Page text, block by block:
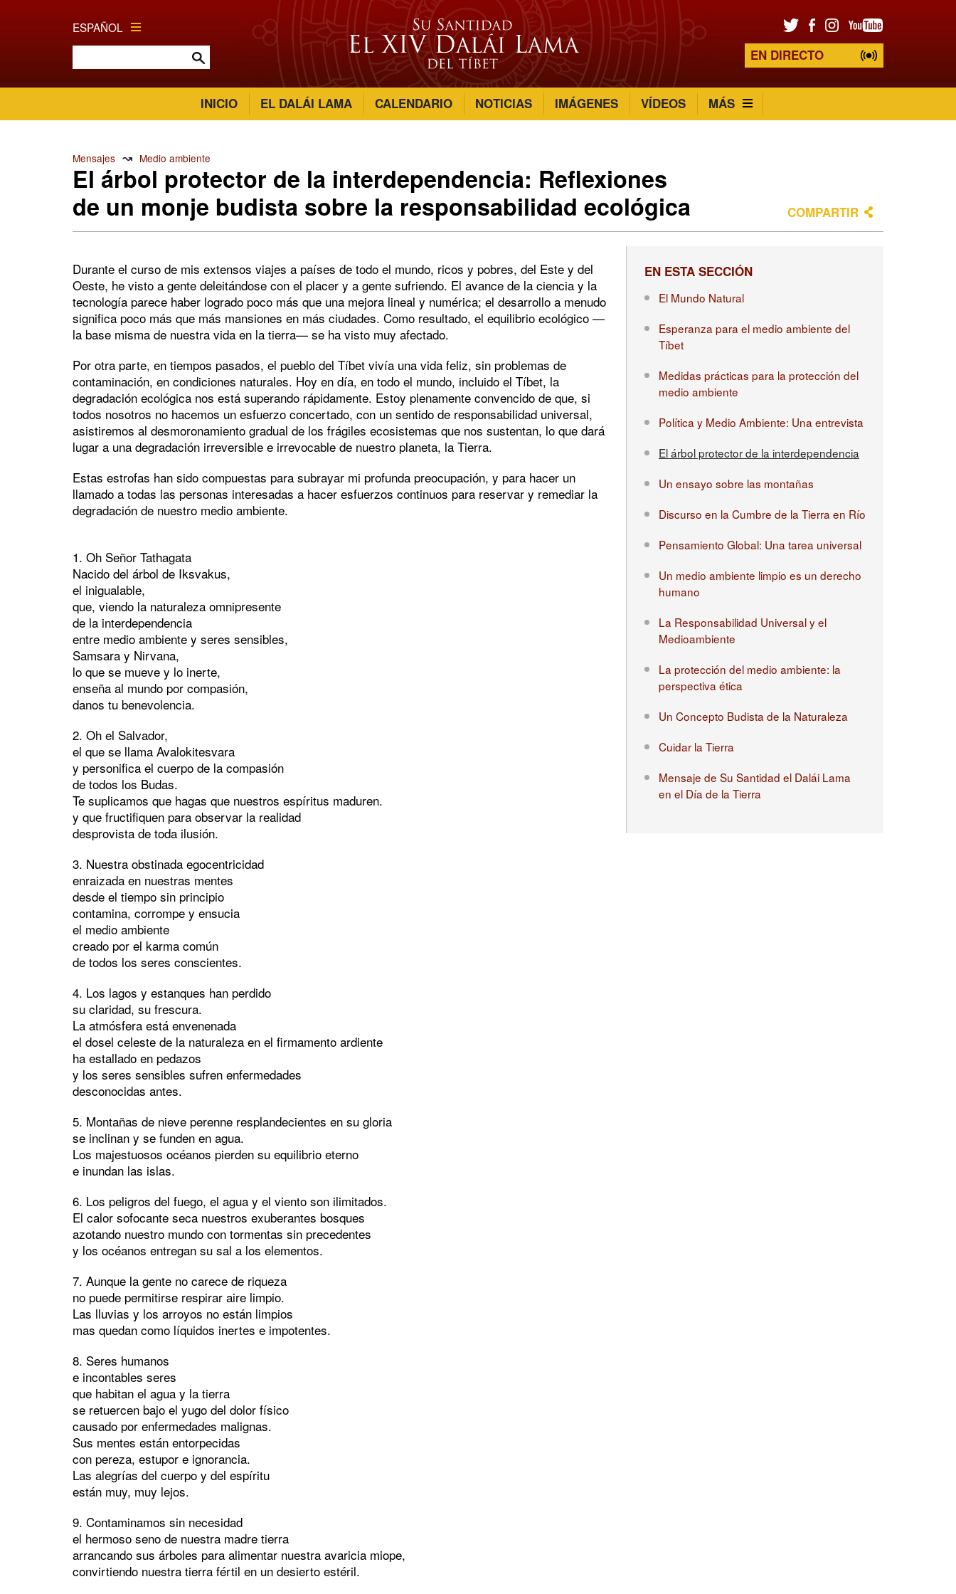
ESPAÑOL
EN DIRECTO
INICIO EL DALÁI LAMA CALENDARIO NOTICIAS IMÁGENES VÍDEOS MÁS
Mensajes ↝ Medio ambiente
El árbol protector de la interdependencia: Reflexiones
de un monje budista sobre la responsabilidad ecológica
COMPARTIR
Durante el curso de mis extensos viajes a países de todo el mundo, ricos y pobres, del Este y del
Oeste, he visto a gente deleitándose con el placer y a gente sufriendo. El avance de la ciencia y la
tecnología parece haber logrado poco más que una mejora lineal y numérica; el desarrollo a menudo
significa poco más que más mansiones en más ciudades. Como resultado, el equilibrio ecológico —
la base misma de nuestra vida en la tierra— se ha visto muy afectado.
Por otra parte, en tiempos pasados, el pueblo del Tíbet vivía una vida feliz, sin problemas de
contaminación, en condiciones naturales. Hoy en día, en todo el mundo, incluido el Tíbet, la
degradación ecológica nos está superando rápidamente. Estoy plenamente convencido de que, si
todos nosotros no hacemos un esfuerzo concertado, con un sentido de responsabilidad universal,
asistiremos al desmoronamiento gradual de los frágiles ecosistemas que nos sustentan, lo que dará
lugar a una degradación irreversible e irrevocable de nuestro planeta, la Tierra.
Estas estrofas han sido compuestas para subrayar mi profunda preocupación, y para hacer un
llamado a todas las personas interesadas a hacer esfuerzos continuos para reservar y remediar la
degradación de nuestro medio ambiente.
1. Oh Señor Tathagata
Nacido del árbol de Iksvakus,
el inigualable,
que, viendo la naturaleza omnipresente
de la interdependencia
entre medio ambiente y seres sensibles,
Samsara y Nirvana,
lo que se mueve y lo inerte,
enseña al mundo por compasión,
danos tu benevolencia.
2. Oh el Salvador,
el que se llama Avalokitesvara
y personifica el cuerpo de la compasión
de todos los Budas.
Te suplicamos que hagas que nuestros espíritus maduren.
y que fructifiquen para observar la realidad
desprovista de toda ilusión.
3. Nuestra obstinada egocentricidad
enraizada en nuestras mentes
desde el tiempo sin principio
contamina, corrompe y ensucia
el medio ambiente
creado por el karma común
de todos los seres conscientes.
4. Los lagos y estanques han perdido
su claridad, su frescura.
La atmósfera está envenenada
el dosel celeste de la naturaleza en el firmamento ardiente
ha estallado en pedazos
y los seres sensibles sufren enfermedades
desconocidas antes.
5. Montañas de nieve perenne resplandecientes en su gloria
se inclinan y se funden en agua.
Los majestuosos océanos pierden su equilibrio eterno
e inundan las islas.
6. Los peligros del fuego, el agua y el viento son ilimitados.
El calor sofocante seca nuestros exuberantes bosques
azotando nuestro mundo con tormentas sin precedentes
y los océanos entregan su sal a los elementos.
7. Aunque la gente no carece de riqueza
no puede permitirse respirar aire limpio.
Las lluvias y los arroyos no están limpios
mas quedan como líquidos inertes e impotentes.
8. Seres humanos
e incontables seres
que habitan el agua y la tierra
se retuercen bajo el yugo del dolor físico
causado por enfermedades malignas.
Sus mentes están entorpecidas
con pereza, estupor e ignorancia.
Las alegrías del cuerpo y del espíritu
están muy, muy lejos.
9. Contaminamos sin necesidad
el hermoso seno de nuestra madre tierra
arrancando sus árboles para alimentar nuestra avaricia miope,
convirtiendo nuestra tierra fértil en un desierto estéril.
EN ESTA SECCIÓN
El Mundo Natural
Esperanza para el medio ambiente del
Tíbet
Medidas prácticas para la protección del
medio ambiente
Política y Medio Ambiente: Una entrevista
El árbol protector de la interdependencia
Un ensayo sobre las montañas
Discurso en la Cumbre de la Tierra en Río
Pensamiento Global: Una tarea universal
Un medio ambiente limpio es un derecho
humano
La Responsabilidad Universal y el
Medioambiente
La protección del medio ambiente: la
perspectiva ética
Un Concepto Budista de la Naturaleza
Cuidar la Tierra
Mensaje de Su Santidad el Dalái Lama
en el Día de la Tierra